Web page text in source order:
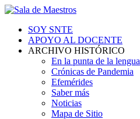
SOY SNTE
APOYO AL DOCENTE
ARCHIVO HISTÓRICO
En la punta de la lengua
Crónicas de Pandemia
Efemérides
Saber más
Noticias
Mapa de Sitio